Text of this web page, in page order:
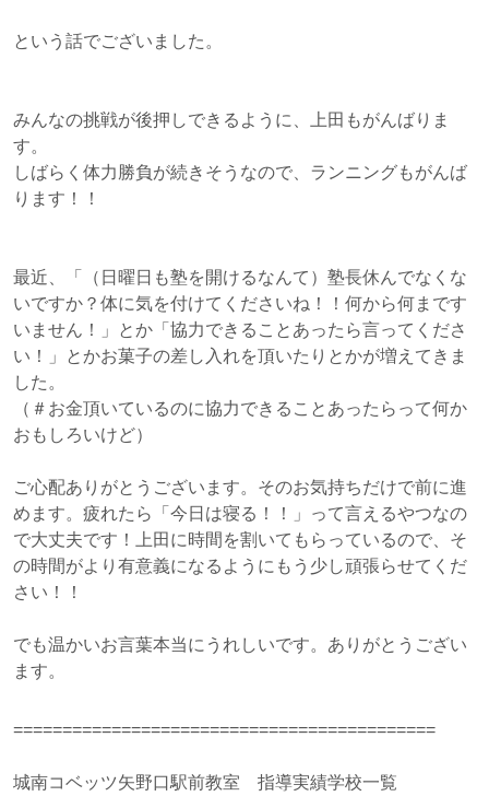
という話でございました。
みんなの挑戦が後押しできるように、上田もがんばりま
す。
しばらく体力勝負が続きそうなので、ランニングもがんば
ります！！
最近、「（日曜日も塾を開けるなんて）塾長休んでなくな
いですか？体に気を付けてくださいね！！何から何まです
いません！」とか「協力できることあったら言ってくださ
い！」とかお菓子の差し入れを頂いたりとかが増えてきま
した。
（＃お金頂いているのに協力できることあったらって何か
おもしろいけど）
ご心配ありがとうございます。そのお気持ちだけで前に進
めます。疲れたら「今日は寝る！！」って言えるやつなの
で大丈夫です！上田に時間を割いてもらっているので、そ
の時間がより有意義になるようにもう少し頑張らせてくだ
さい！！
でも温かいお言葉本当にうれしいです。ありがとうござい
ます。
===========================================
城南コベッツ矢野口駅前教室 指導実績学校一覧